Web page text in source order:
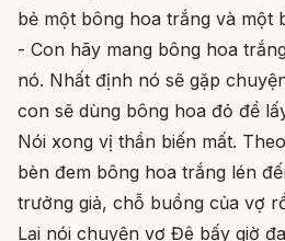
bẻ một bông hoa trắng và một
- Con hãy mang bông hoa
nó. Nhất định nó sẽ gặp
con sẽ dùng bông hoa đỏ để
Nói xong vị thần biến mất.
bèn đem bông hoa trắng lén
trưởng giả, chỗ buồng của vợ
Lại nói chuyện vợ Đê bấy giờ